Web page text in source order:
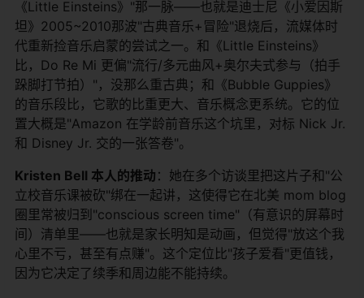
《Little Einsteins》"那一脉——也就是迪士尼《小爱因斯
坦》2005~2010那波"古典音乐+冒险"退烧后，流媒体时
代重新捡音乐启蒙的尝试之一。和《Little Einsteins》
比，Do Re Mi 更偏"流行/多元曲风+奥尔夫式参与（拍手
跺脚打节拍）"，没那么重古典；和《Bubble Guppies》
的音乐段比，它歌的比重更大、音乐概念更系统。它的位
置大概是"Amazon 在学龄前音乐这个坑里，对标 Nick Jr.
和 Disney Jr. 交的一张答卷"。
Kristen Bell 本人的推动 ：她在多个访谈里把这片子和"公
立校音乐课被砍"绑在一起讲，这使得它在北美 mom blog
圈里常被归到"conscious screen time"（有意识的屏幕时
间）清单里——也就是家长明知是动画，但觉得"放这个我
心里不亏，甚至有点赚"。这个定位比"孩子爱看"更值钱，
因为它决定了续季和周边能不能持续。